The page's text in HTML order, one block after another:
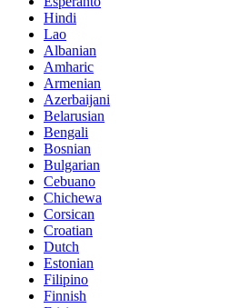
Hindi
Lao
Albanian
Amharic
Armenian
Azerbaijani
Belarusian
Bengali
Bosnian
Bulgarian
Cebuano
Chichewa
Corsican
Croatian
Dutch
Estonian
Filipino
Finnish